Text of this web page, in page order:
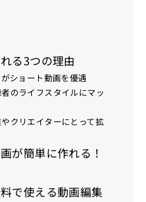
る3つの理由
ショート動画を優遇
のライフスタイルにマッ
クリエイターにとって拡
が簡単に作れる！
で使える動画編集